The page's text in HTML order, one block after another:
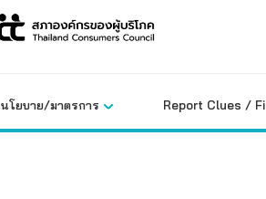
นโยบาย/มาตรการ Report Clues /